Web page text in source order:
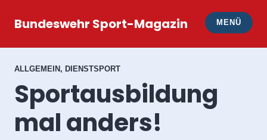
InhaltBundeswehr Sport-Magazin MENÜ
ALLGEMEIN, DIENSTSPORT
Sportausbildung
mal anders!